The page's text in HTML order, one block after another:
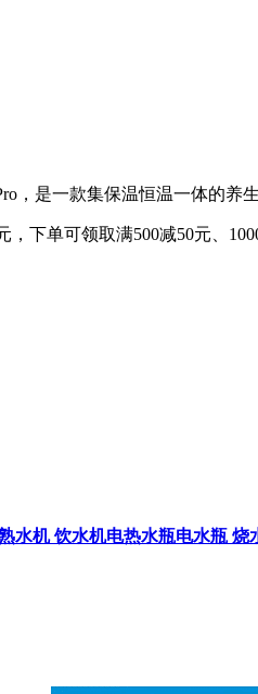
，是一款集保温恒温一体的
，下单可领取满500减50元、
水机 饮水机电热水瓶电水瓶